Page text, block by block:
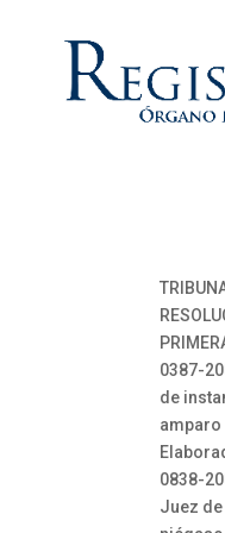
0387-
de
amparo
0838-
Juez